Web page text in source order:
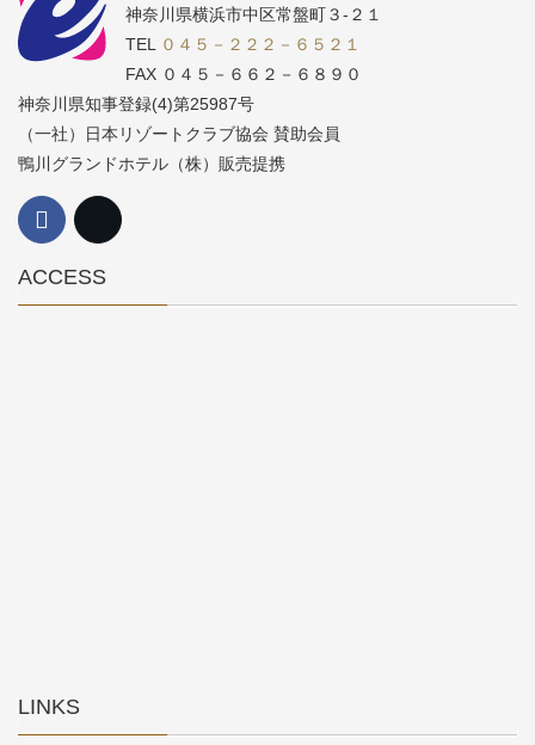
神奈川県横浜市中区常盤町３-２１
TEL
０４５－２２２－６５２１
FAX ０４５－６６２－６８９０
神奈川県知事登録(4)第25987号
（一社）日本リゾートクラブ協会 賛助会員
鴨川グランドホテル（株）販売提携
ACCESS
LINKS